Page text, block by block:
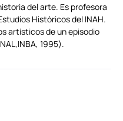
del arte. Es profesora
Históricos del INAH.
artísticos de un episodio
1995).